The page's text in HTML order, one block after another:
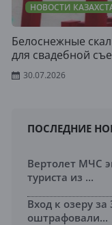
НОВОСТИ
Белоснежные
для свадебной
30.07.2026
ПОСЛЕДНИЕ
Вертолет МЧС
туриста из ...
Вход к озеру за
оштрафовали...